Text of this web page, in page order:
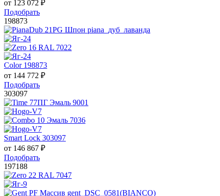
от 123 072 ₽
Подобрать
198873
Color 198873
от 144 772 ₽
Подобрать
303097
Smart Lock 303097
от 146 867 ₽
Подобрать
197188